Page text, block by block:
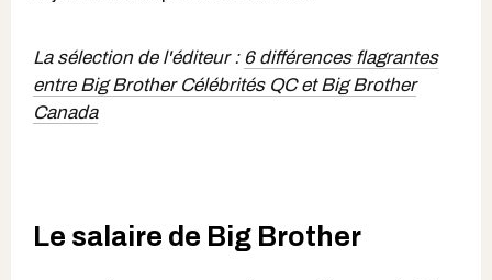
La sélection de l'éditeur : 6 différences flagrantes
entre Big Brother Célébrités QC et Big Brother
Canada
Le salaire de Big Brother